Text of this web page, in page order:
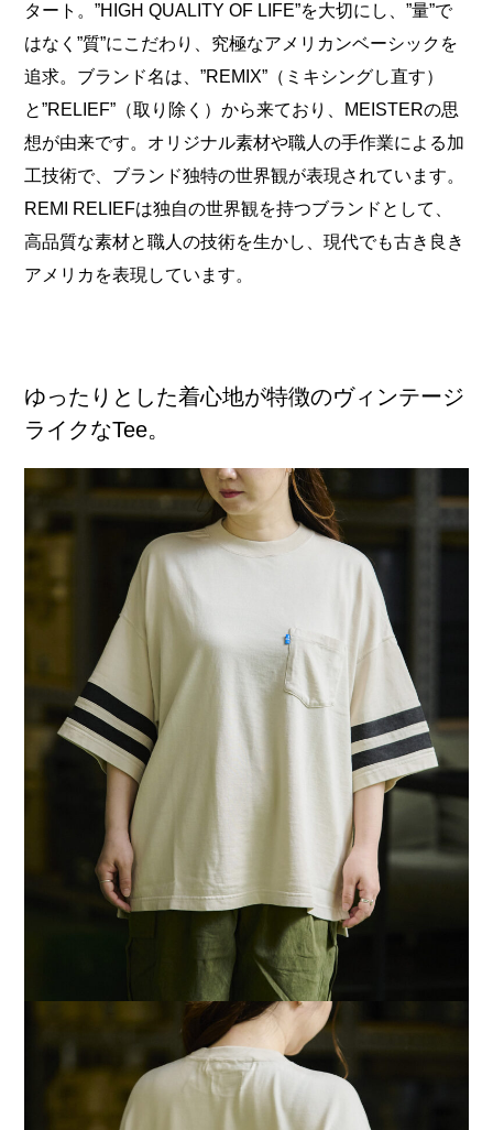
タート。”HIGH QUALITY OF LIFE”を大切にし、”量”で
はなく”質”にこだわり、究極なアメリカンベーシックを
追求。ブランド名は、”REMIX”（ミキシングし直す）
と”RELIEF”（取り除く）から来ており、MEISTERの思
想が由来です。オリジナル素材や職人の手作業による加
工技術で、ブランド独特の世界観が表現されています。
REMI RELIEFは独自の世界観を持つブランドとして、
高品質な素材と職人の技術を生かし、現代でも古き良き
アメリカを表現しています。
ゆったりとした着心地が特徴のヴィンテージ
ライクなTee。